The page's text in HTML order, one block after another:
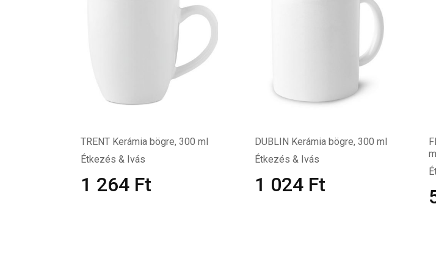
TRENT Kerámia bögre, 300 ml
Étkezés & Ivás
1 264 Ft
DUBLIN Kerámia bögre, 300 ml
Étkezés & Ivás
1 024 Ft